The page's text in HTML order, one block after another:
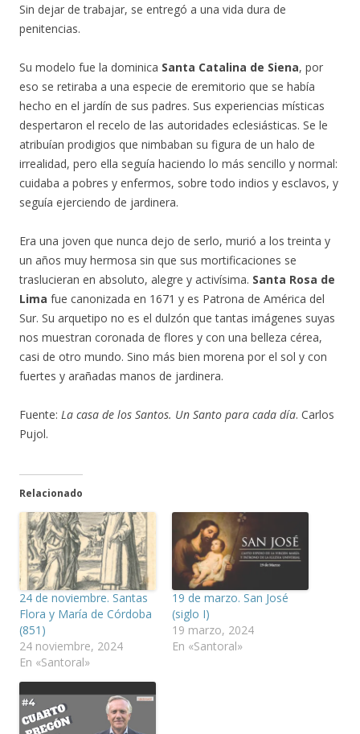
Sin dejar de trabajar, se entregó a una vida dura de
penitencias.
Su modelo fue la dominica Santa Catalina de Siena, por
eso se retiraba a una especie de eremitorio que se había
hecho en el jardín de sus padres. Sus experiencias místicas
despertaron el recelo de las autoridades eclesiásticas. Se le
atribuían prodigios que nimbaban su figura de un halo de
irrealidad, pero ella seguía haciendo lo más sencillo y normal:
cuidaba a pobres y enfermos, sobre todo indios y esclavos, y
seguía ejerciendo de jardinera.
Era una joven que nunca dejo de serlo, murió a los treinta y
un años muy hermosa sin que sus mortificaciones se
traslucieran en absoluto, alegre y activísima. Santa Rosa de
Lima fue canonizada en 1671 y es Patrona de América del
Sur. Su arquetipo no es el dulzón que tantas imágenes suyas
nos muestran coronada de flores y con una belleza cérea,
casi de otro mundo. Sino más bien morena por el sol y con
fuertes y arañadas manos de jardinera.
Fuente: La casa de los Santos. Un Santo para cada día. Carlos
Pujol.
Relacionado
24 de noviembre. Santas
Flora y María de Córdoba
(851)
24 noviembre, 2024
En «Santoral»
19 de marzo. San José
(siglo I)
19 marzo, 2024
En «Santoral»